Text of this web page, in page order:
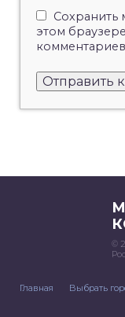
Сохранить
этом
©
Главная Выбрать